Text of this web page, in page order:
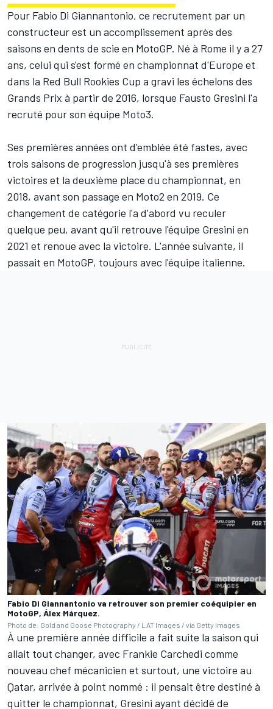
Pour Fabio Di Giannantonio, ce recrutement par un
constructeur est un accomplissement après des
saisons en dents de scie en MotoGP. Né à Rome il y a 27
ans, celui qui s'est formé en championnat d'Europe et
dans la Red Bull Rookies Cup a gravi les échelons des
Grands Prix à partir de 2016, lorsque Fausto Gresini l'a
recruté pour son équipe Moto3.
Ses premières années ont d'emblée été fastes, avec
trois saisons de progression jusqu'à ses premières
victoires et la deuxième place du championnat, en
2018, avant son passage en Moto2 en 2019. Ce
changement de catégorie l'a d'abord vu reculer
quelque peu, avant qu'il retrouve l'équipe Gresini en
2021 et renoue avec la victoire. L'année suivante, il
passait en MotoGP, toujours avec l'équipe italienne.
Fabio Di Giannantonio va retrouver son premier coéquipier en
MotoGP, Álex Márquez.
Photo de: Gold and Goose Photography / LAT Images / via Getty Images
À une première année difficile a fait suite la saison qui
allait tout changer, avec Frankie Carchedi comme
nouveau chef mécanicien et surtout, une victoire au
Qatar, arrivée à point nommé : il pensait être destiné à
quitter le championnat, Gresini ayant décidé de